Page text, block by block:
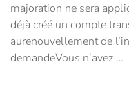
majoration ne sera
déjà créé un compte
aurenouvellement de
demandeVous n’avez …